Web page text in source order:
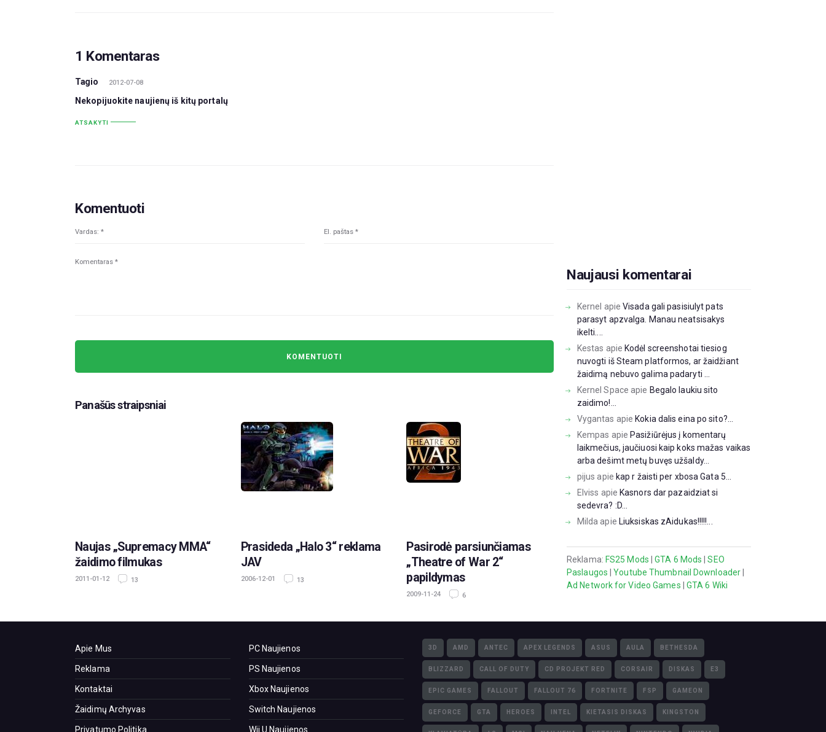
1 Komentaras
Tagio 2012-07-08
Nekopijuokite naujienų iš kitų portalų
ATSAKYTI
Komentuoti
Panašūs straipsniai
Naujas „Supremacy MMA“
žaidimo filmukas
2011-01-12 13
Prasideda „Halo 3“ reklama
JAV
2006-12-01 13
Pasirodė parsiunčiamas
„Theatre of War 2“
papildymas
2009-11-24 6
Naujausi komentarai
Kernel apieVisada gali pasisiulyt pats
parasyt apzvalga. Manau neatsisakys
ikelti....
Kestas apie Kodėl screenshotai tiesiog
nuvogti iš Steam platformos, ar žaidžiant
žaidimą nebuvo galima padaryti ...
Kernel Space apie Begalo laukiu sito
zaidimo!...
Vygantas apie Kokia dalis eina po sito?...
Kempas apie Pasižiūrėjus į komentarų
laikmečius, jaučiuosi kaip koks mažas vaikas
arba dešimt metų buvęs užšaldy...
pijus apie kap r žaisti per xbosa Gata 5...
Elviss apie Kasnors dar pazaidziat si
sedevra? :D...
Milda apie Liuksiskas zAidukas!!!!!...
Reklama: FS25 Mods |GTA 6 Mods |SEO
Paslaugos |Youtube Thumbnail Downloader
Ad Network for Video Games
GTA 6 Wiki
Apie Mus
Reklama
Kontaktai
Žaidimų Archyvas
Privatumo Politika
PC Naujienos
PS Naujienos
Xbox Naujienos
Switch Naujienos
Wii U Naujienos
3D AMD ANTEC APEX LEGENDS ASUS AULA BETHESDA
BLIZZARD CALL OF DUTY CD PROJEKT RED CORSAIR DISKAS E3
EPIC GAMES FALLOUT FALLOUT 76 FORTNITE FSP GAMEON
GEFORCE GTA HEROES INTEL KIETASIS DISKAS KINGSTON